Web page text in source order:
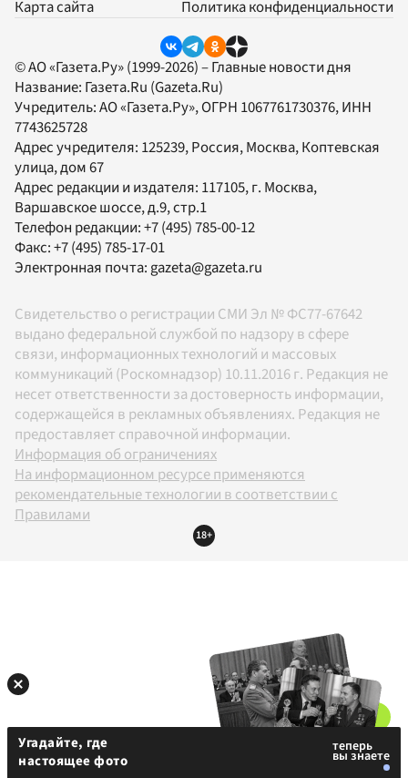
Карта сайта
Политика конфиденциальности
© АО «Газета.Ру» (1999-2026) – Главные новости дня
Название: Газета.Ru (Gazeta.Ru)
Учредитель:АО «Газета.Ру», ОГРН 1067761730376, ИНН
7743625728
Адрес учредителя: 125239, Россия, Москва, Коптевская
улица, дом 67
Адрес редакции и издателя: 117105, г. Москва,
Варшавское шоссе, д.9, стр.1
Телефон редакции:+7 (495) 785-00-12
Факс:+7 (495) 785-17-01
Электронная почта: gazeta@gazeta.ru
Свидетельство о регистрации СМИ Эл № ФС77-67642
выдано федеральной службой по надзору в сфере
связи, информационных технологий и массовых
коммуникаций (Роскомнадзор) 10.11.2016 г. Редакция не
несет ответственности за достоверность информации,
содержащейся в рекламных объявлениях. Редакция не
предоставляет справочной информации.
Информация об ограничениях
На информационном ресурсе применяются
рекомендательные технологии в соответствии с
Правилами
18+
Угадайте, где
настоящее фото